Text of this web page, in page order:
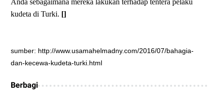
Anda sebagaimana mereka lakukan terhadap tentera pelaku
kudeta di Turki. []
sumber: http://www.usamahelmadny.com/2016/07/bahagia-
dan-kecewa-kudeta-turki.html
Berbagi